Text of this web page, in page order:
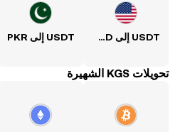
USDT إلى USD USDT إلى PKR
تحويلات KGS الشهيرة